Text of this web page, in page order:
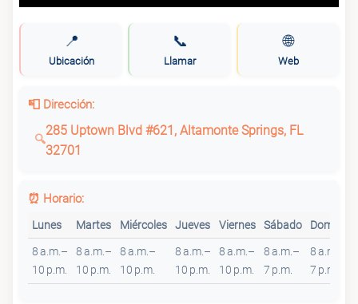
📍
Ubicación
📞
Llamar
🌐
Web
📮 Dirección:
285 Uptown Blvd #621, Altamonte Springs, FL
32701
⏰ Horario:
Lunes Martes Miércoles Jueves Viernes Sábado Domingo
8 a.m.–
10 p.m.
8 a.m.–
10 p.m.
8 a.m.–
10 p.m.
8 a.m.–
10 p.m.
8 a.m.–
10 p.m.
8 a.m.–
7 p.m.
8 a.m.–
7 p.m.